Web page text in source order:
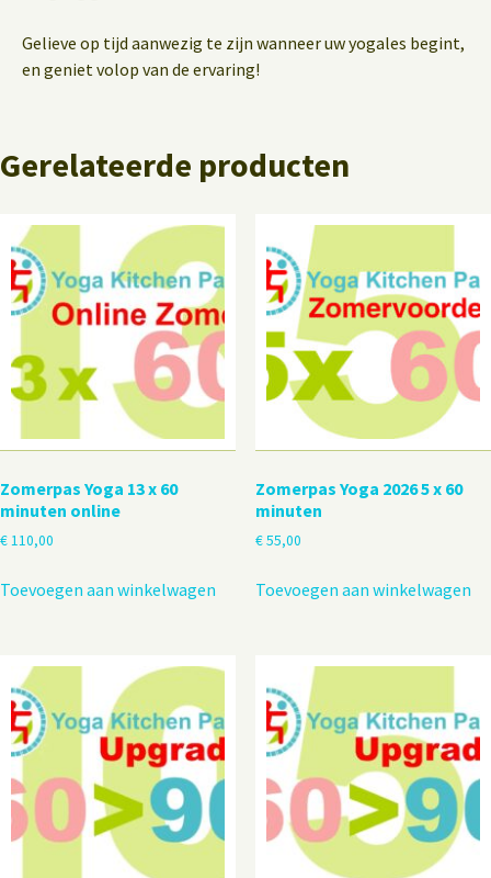
Gelieve op tijd aanwezig te zijn wanneer uw yogales begint,
en geniet volop van de ervaring!
Gerelateerde producten
Zomerpas Yoga 13 x 60
minuten online
€110,00
Toevoegen aan winkelwagen
Zomerpas Yoga 2026 5 x 60
minuten
€55,00
Toevoegen aan winkelwagen